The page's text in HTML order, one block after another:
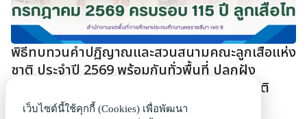
พิธีทบทวนคำปฏิญาณและสวนสนามคณะลูกเสือแห่ง
ชาติ ประจำปี 2569 พร้อมกันทั่วพื้นที่ ปลูกฝัง
อุดมการณ์ลูกเสือ สร้างเยาวชนคุณภาพของชาติ
2 กรกฎาคม 2569
เว็บไซต์นี้ใช้คุกกี้ (Cookies) เพื่อพัฒนา